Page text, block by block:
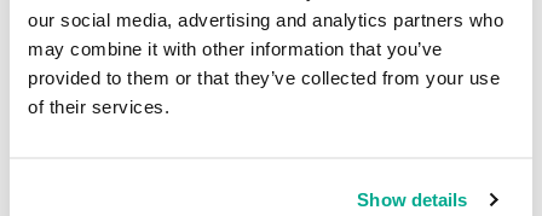
our social media, advertising and analytics partners who
may combine it with other information that you’ve
provided to them or that they’ve collected from your use
of their services.
Show details
Los ataques de Darkhotel en 2015
GREAT
NOTICIAS
Mozilla parcha una vulnerabilidad
de Firefox que se estaba